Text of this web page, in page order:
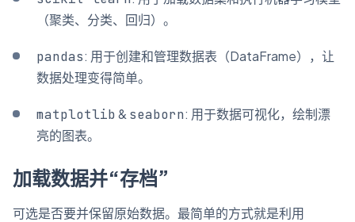
（聚类、分类、回归）。
pandas: 用于创建和管理数据表（DataFrame），让
数据处理变得简单。
matplotlib & seaborn: 用于数据可视化，绘制漂
亮的图表。
加载数据并“存档”
可选是否要并保留原始数据。最简单的方式就是利用